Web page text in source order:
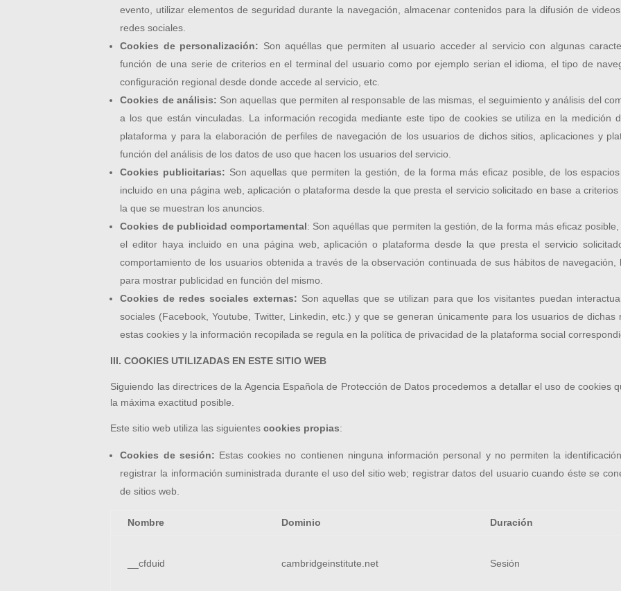
evento, utilizar elementos de seguridad durante la navegación, almacenar contenidos para la difusión de
redes sociales.
Cookies de personalización: Son aquéllas que permiten al usuario acceder al servicio con algunas
función de una serie de criterios en el terminal del usuario como por ejemplo serian el idioma, el tipo de
configuración regional desde donde accede al servicio, etc.
Cookies de análisis: Son aquellas que permiten al responsable de las mismas, el seguimiento y análisis del
a los que están vinculadas. La información recogida mediante este tipo de cookies se utiliza en la medición
plataforma y para la elaboración de perfiles de navegación de los usuarios de dichos sitios, aplicaciones y
función del análisis de los datos de uso que hacen los usuarios del servicio.
Cookies publicitarias: Son aquellas que permiten la gestión, de la forma más eficaz posible, de los
incluido en una página web, aplicación o plataforma desde la que presta el servicio solicitado en base a
la que se muestran los anuncios.
Cookies de publicidad comportamental: Son aquéllas que permiten la gestión, de la forma más eficaz
el editor haya incluido en una página web, aplicación o plataforma desde la que presta el servicio
comportamiento de los usuarios obtenida a través de la observación continuada de sus hábitos de
para mostrar publicidad en función del mismo.
Cookies de redes sociales externas: Son aquellas que se utilizan para que los visitantes puedan
sociales (Facebook, Youtube, Twitter, Linkedin, etc.) y que se generan únicamente para los usuarios de
estas cookies y la información recopilada se regula en la política de privacidad de la plataforma social
III. COOKIES UTILIZADAS EN ESTE SITIO WEB
Siguiendo las directrices de la Agencia Española de Protección de Datos procedemos a detallar el uso de cookies
la máxima exactitud posible.
Este sitio web utiliza las siguientescookies propias:
Cookies de sesión: Estas cookies no contienen ninguna información personal y no permiten la
registrar la información suministrada durante el uso del sitio web; registrar datos del usuario cuando éste se
de sitios web.
Nombre Dominio Duración
__cfduid cambridgeinstitute.net Sesión